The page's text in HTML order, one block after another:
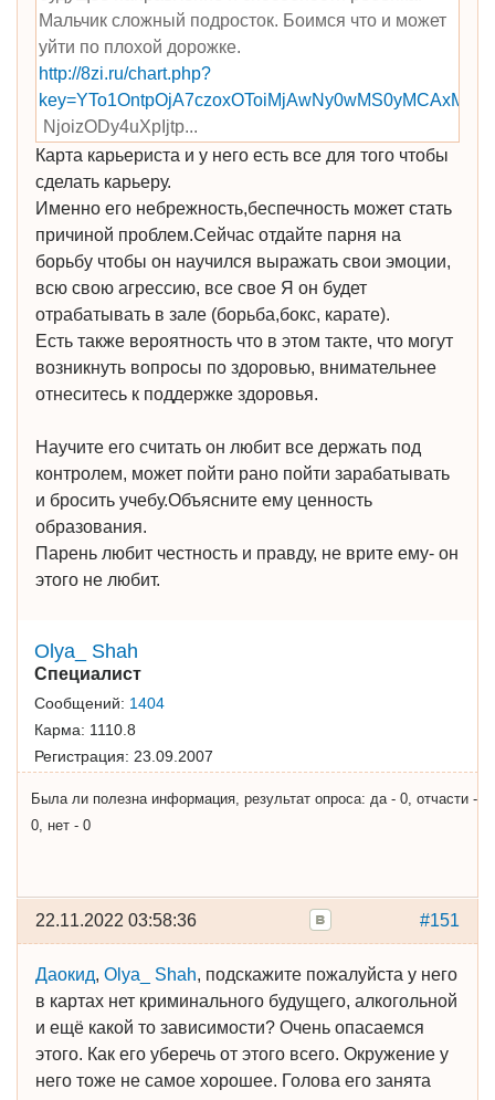
Мальчик сложный подросток. Боимся что и может
уйти по плохой дорожке.
http://8zi.ru/chart.php?
­NjoizODy4uXpIjtp...
Карта карьериста и у него есть все для того чтобы
сделать карьеру.
Именно его небрежность,беспечность может стать
причиной проблем.Сейчас отдайте парня на
борьбу чтобы он научился выражать свои эмоции,
всю свою агрессию, все свое Я он будет
отрабатывать в зале (борьба,бокс, карате).
Есть также вероятность что в этом такте, что могут
возникнуть вопросы по здоровью, внимательнее
отнеситесь к поддержке здоровья.
Научите его считать он любит все держать под
контролем, может пойти рано пойти зарабатывать
и бросить учебу.Объясните ему ценность
образования.
Парень любит честность и правду, не врите ему- он
этого не любит.
Olya_ Shah
Специалист
Сообщений: 1404
Карма: 1110.8
Регистрация: 23.09.2007
Была ли полезна информация, результат опроса: да - 0, отчасти -
0, нет - 0
#151
22.11.2022 03:58:36
Даокид, Olya_ Shah, подскажите пожалуйста у него
в картах нет криминального будущего, алкогольной
и ещё какой то зависимости? Очень опасаемся
этого. Как его уберечь от этого всего. Окружение у
него тоже не самое хорошее. Голова его занята